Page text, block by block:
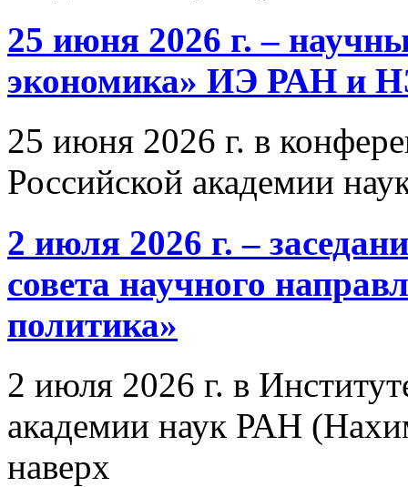
25 июня 2026 г. –
экономика» ИЭ РАН и
25 июня 2026 г. в
Российской академии
2 июля 2026 г. –
совета научного
политика»
2 июля 2026 г. в
академии наук РАН
наверх